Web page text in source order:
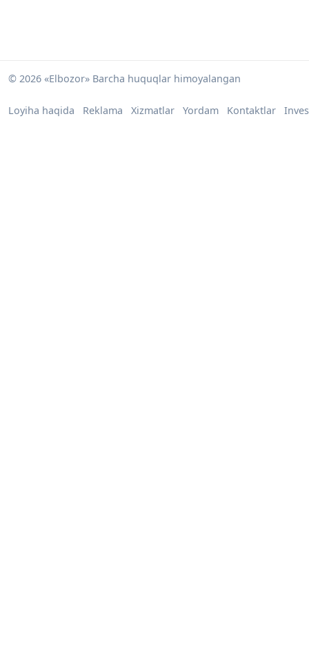
© 2026 «Elbozor» Barcha huquqlar himoyalangan
Loyiha haqida Reklama Xizmatlar Yordam Kontaktlar